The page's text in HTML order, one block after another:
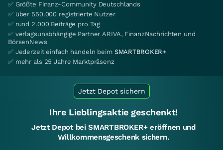
✅ Größte Finanz-Community Deutschlands
✅ über 550.000 registrierte Nutzer
✅ rund 2.000 Beiträge pro Tag
✅ verlagsunabhängige Partner ARIVA, FinanzNachrichten und
BörsenNews
✅ Jederzeit einfach handeln beim SMARTBROKER+
✅ mehr als 25 Jahre Marktpräsenz
Jetzt Depot sichern
Ihre Lieblingsaktie geschenkt!
Jetzt Depot bei SMARTBROKER+ eröffnen und
Willkommensgeschenk sichern.